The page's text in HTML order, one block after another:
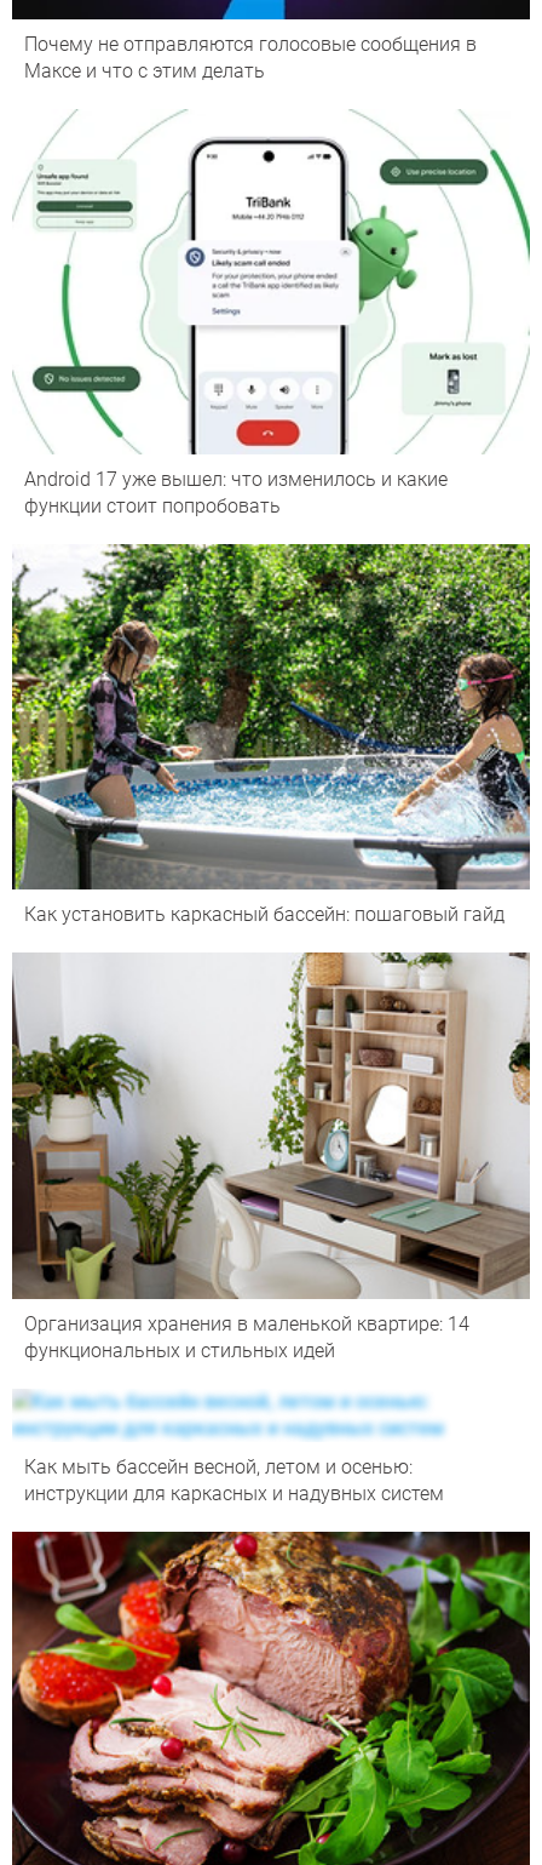
Почему не отправляются голосовые сообщения в
Максе и что с этим делать
Android 17 уже вышел: что изменилось и какие
функции стоит попробовать
Как установить каркасный бассейн: пошаговый гайд
Организация хранения в маленькой квартире: 14
функциональных и стильных идей
Как мыть бассейн весной, летом и осенью:
инструкции для каркасных и надувных систем